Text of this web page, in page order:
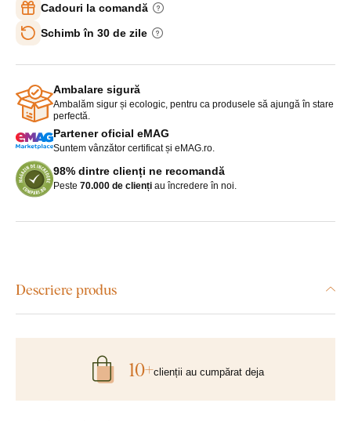
Cadouri la comandă
Schimb în 30 de zile
Ambalare sigură
Ambalăm sigur și ecologic, pentru ca produsele să ajungă în stare
perfectă.
Partener oficial eMAG
Suntem vânzător certificat și eMAG.ro.
98% dintre clienți ne recomandă
Peste 70.000 de clienți au încredere în noi.
Descriere produs
10+clienții au cumpărat deja